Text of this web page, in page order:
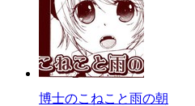
博士のこねこと雨の朝